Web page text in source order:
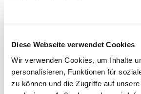
Diese Webseite verwendet Cookies
Wir verwenden Cookies, um Inhalte
personalisieren, Funktionen für
zu können und die Zugriffe auf
Liebe Hochschulangehörige, liebe
Ratsuchende,
die Hochschul-Info ist für Sie zu
Montag bis Donnerstag 8-12 Uhr
Freitag 8-12.30 Uhr